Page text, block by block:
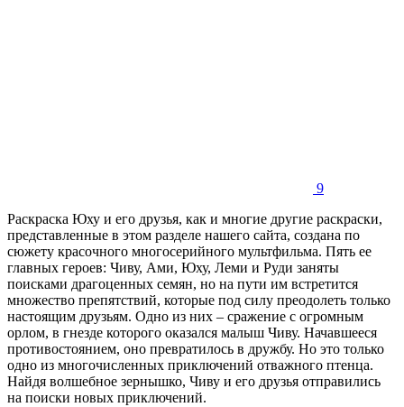
9
Раскраска Юху и его друзья, как и многие другие раскраски,
представленные в этом разделе нашего сайта, создана по
сюжету красочного многосерийного мультфильма. Пять ее
главных героев: Чиву, Ами, Юху, Леми и Руди заняты
поисками драгоценных семян, но на пути им встретится
множество препятствий, которые под силу преодолеть только
настоящим друзьям. Одно из них – сражение с огромным
орлом, в гнезде которого оказался малыш Чиву. Начавшееся
противостоянием, оно превратилось в дружбу. Но это только
одно из многочисленных приключений отважного птенца.
Найдя волшебное зернышко, Чиву и его друзья отправились
на поиски новых приключений.